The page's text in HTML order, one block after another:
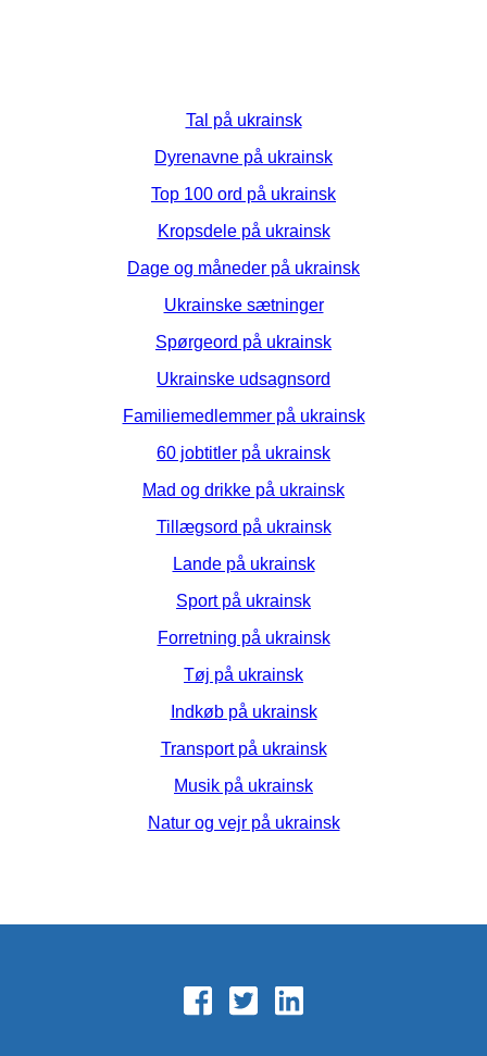
Tal på ukrainsk
Dyrenavne på ukrainsk
Top 100 ord på ukrainsk
Kropsdele på ukrainsk
Dage og måneder på ukrainsk
Ukrainske sætninger
Spørgeord på ukrainsk
Ukrainske udsagnsord
Familiemedlemmer på ukrainsk
60 jobtitler på ukrainsk
Mad og drikke på ukrainsk
Tillægsord på ukrainsk
Lande på ukrainsk
Sport på ukrainsk
Forretning på ukrainsk
Tøj på ukrainsk
Indkøb på ukrainsk
Transport på ukrainsk
Musik på ukrainsk
Natur og vejr på ukrainsk